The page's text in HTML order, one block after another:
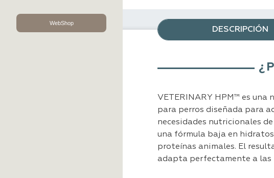
WebShop
DESCRIPCIÓN
VETERINARY HPM™ es una
para perros diseñada para
necesidades nutricionales
una fórmula baja en
proteínas animales. El
adapta perfectamente a las